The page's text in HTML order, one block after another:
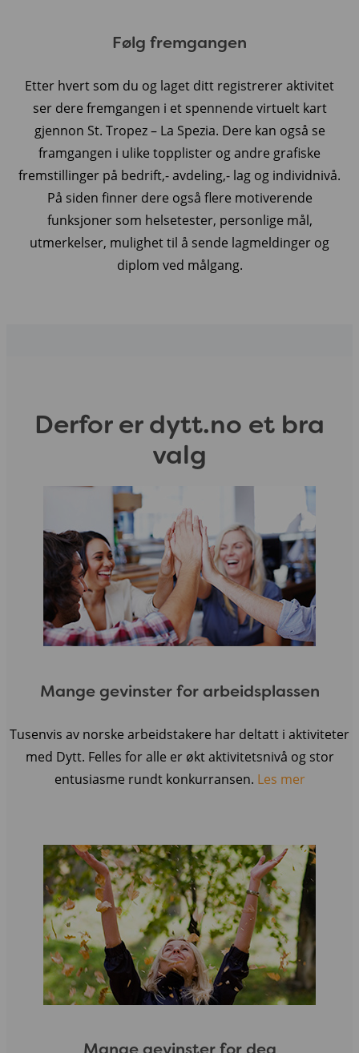
Følg fremgangen
Etter hvert som du og laget ditt registrerer aktivitet
ser dere fremgangen i et spennende virtuelt kart
gjennon St. Tropez – La Spezia. Dere kan også se
framgangen i ulike topplister og andre grafiske
fremstillinger på bedrift,- avdeling,- lag og individnivå.
På siden finner dere også flere motiverende
funksjoner som helsetester, personlige mål,
utmerkelser, mulighet til å sende lagmeldinger og
diplom ved målgang.
Derfor er dytt.no et bra
valg
Mange gevinster for arbeidsplassen
Tusenvis av norske arbeidstakere har deltatt i aktiviteter
med Dytt. Felles for alle er økt aktivitetsnivå og stor
entusiasme rundt konkurransen. Les mer